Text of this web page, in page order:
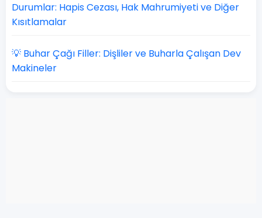
Durumlar: Hapis Cezası, Hak Mahrumiyeti ve Diğer
Kısıtlamalar
💡 Buhar Çağı Filler: Dişliler ve Buharla Çalışan Dev
Makineler